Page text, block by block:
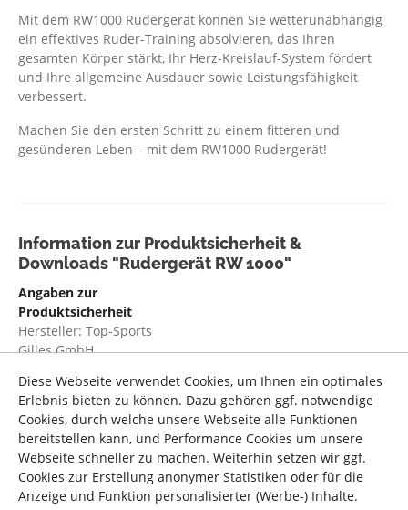
Mit dem RW1000 Rudergerät können Sie wetterunabhängig
ein effektives Ruder-Training absolvieren, das Ihren
gesamten Körper stärkt, Ihr Herz-Kreislauf-System fördert
und Ihre allgemeine Ausdauer sowie Leistungsfähigkeit
verbessert.
Machen Sie den ersten Schritt zu einem fitteren und
gesünderen Leben – mit dem RW1000 Rudergerät!
Information zur Produktsicherheit &
Downloads "Rudergerät RW 1000"
Angaben zur
Produktsicherheit
Hersteller: Top-Sports
Gilles GmbH
Verantwortliche Person:
Top-Sports Gilles GmbH,
Friedrichstraße55, 42551
Velbert
Email: contact@topsports-
gilles.de
Diese Webseite verwendet Cookies, um Ihnen ein optimales
Erlebnis bieten zu können. Dazu gehören ggf. notwendige
Cookies, durch welche unsere Webseite alle Funktionen
bereitstellen kann, und Performance Cookies um unsere
Webseite schneller zu machen. Weiterhin setzen wir ggf.
Cookies zur Erstellung anonymer Statistiken oder für die
Anzeige und Funktion personalisierter (Werbe-) Inhalte.